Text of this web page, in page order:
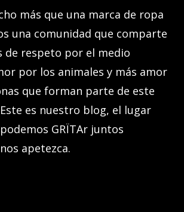
más que una marca de ropa
una comunidad que comparte
de respeto por el medio
por los animales y más amor
que forman parte de este
es nuestro blog, el lugar
GRÏTAr juntos
apetezca.